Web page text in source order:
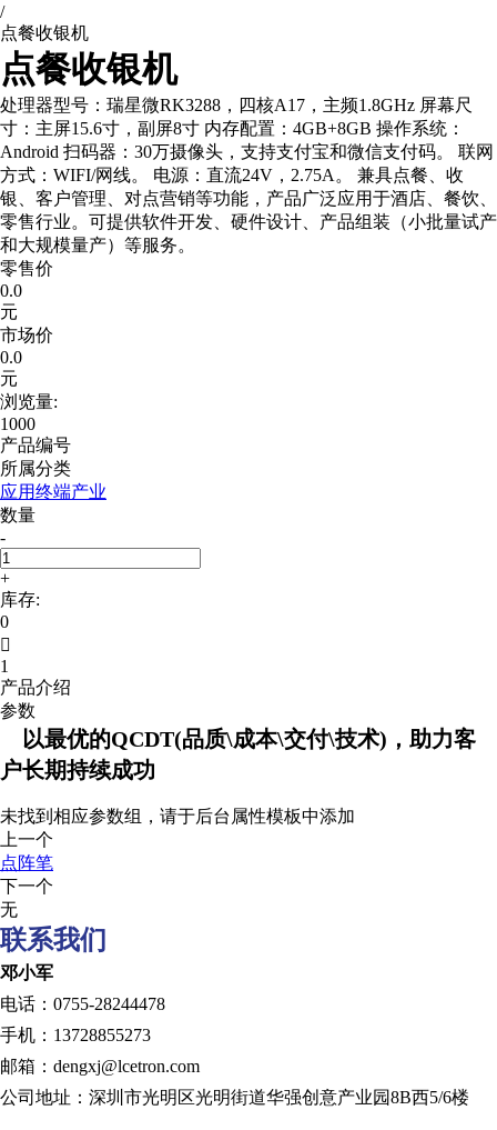
/
点餐收银机
点餐收银机
处理器型号：瑞星微RK3288，四核A17，主频1.8GHz 屏幕尺
寸：主屏15.6寸，副屏8寸 内存配置：4GB+8GB 操作系统：
Android 扫码器：30万摄像头，支持支付宝和微信支付码。 联网
方式：WIFI/网线。 电源：直流24V，2.75A。 兼具点餐、收
银、客户管理、对点营销等功能，产品广泛应用于酒店、餐饮、
零售行业。可提供软件开发、硬件设计、产品组装（小批量试产
和大规模量产）等服务。
零售价
0.0
元
市场价
0.0
元
浏览量:
1000
产品编号
所属分类
应用终端产业
数量
-
+
库存:
0

1
产品介绍
参数
以最优的QCDT(品质\成本\交付\技术)，助力客
户长期持续成功
未找到相应参数组，请于后台属性模板中添加
上一个
点阵笔
下一个
无
联系我们
邓小军
电话：0755-28244478
手机：13728855273
邮箱：dengxj@lcetron.com
公司地址：深圳市光明区光明街道华强创意产业园8B西5/6楼